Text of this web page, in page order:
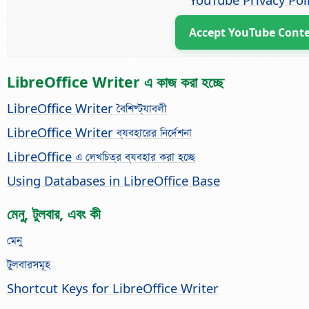
Accept YouTube
LibreOffice Writer এ কাজ করা হচ্ছে
LibreOffice Writer বৈশিষ্ট্যাবলী
LibreOffice Writer ব্যবহারের নির্দেশনা
LibreOffice এ লেখচিত্র ব্যবহার করা হচ্ছে
Using Databases in LibreOffice Base
মেনু, টুলবার, এবং কী
মেনু
টুলবারসমূহ
Shortcut Keys for LibreOffice Writer